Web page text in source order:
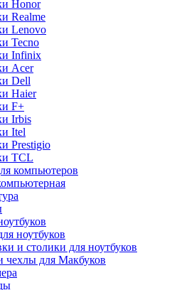
Honor
Realme
Lenovo
Tecno
Infinix
Acer
Dell
Haier
F+
Irbis
Itel
Prestigio
TCL
компьютеров
ноутбуков
и столики для ноутбуков
чехлы для Макбуков